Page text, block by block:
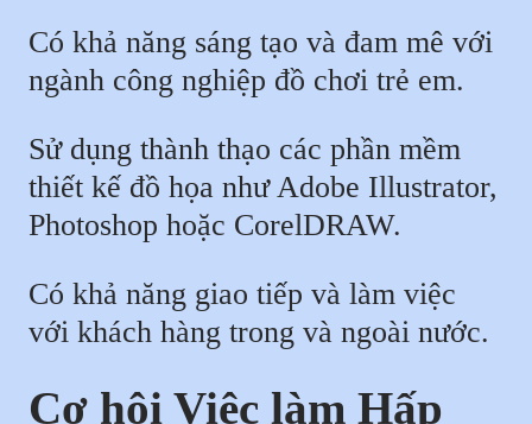
Có khả năng sáng tạo và đam mê với
ngành công nghiệp đồ chơi trẻ em.
Sử dụng thành thạo các phần mềm
thiết kế đồ họa như Adobe Illustrator,
Photoshop hoặc CorelDRAW.
Có khả năng giao tiếp và làm việc
với khách hàng trong và ngoài nước.
Cơ hội Việc làm Hấp